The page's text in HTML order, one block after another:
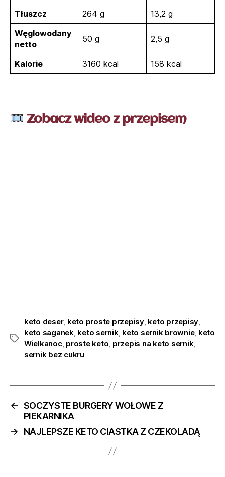
Tłuszcz
264 g
13,2 g
Węglowodany
netto
50 g 2,5 g
Kalorie 3160 kcal 158 kcal
Zobacz wideo z przepisem
keto deser, keto proste przepisy, keto przepisy,
keto saganek, keto sernik, keto sernik brownie, keto
Wielkanoc, proste keto, przepis na keto sernik,
sernik bez cukru
← SOCZYSTE BURGERY WOŁOWE Z
PIEKARNIKA
→
NAJLEPSZE KETO CIASTKA Z CZEKOLADĄ